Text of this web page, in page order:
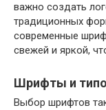
важно создать
традиционных
современные
свежей и яркой,
Шрифты и
Выбор шрифтов